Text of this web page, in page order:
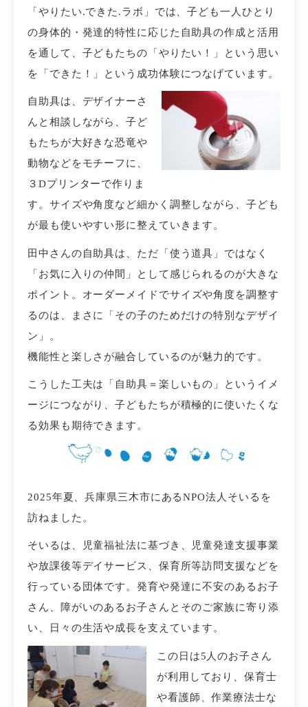
「やりたい.できた.ラボ」では、子ども一人ひとり
の身体的・発達的特性に応じた自助具の作成と活用
を通して、子どもたちの「やりたい！」という思い
を「できた！」という成功体験につなげています。
自助具は、デザイナーさ
んと相談しながら、子ど
もたちが大好きな恐竜や
動物などをモチーフに、
３Dプリンターで作りま
す。サイズや角度など細かく調整しながら、子ども
が最も使いやすい形に整えていきます。
田中さんの自助具は、ただ「使う道具」ではなく
「お気に入りの仲間」として感じられるのが大きな
ポイント。 オーダーメイドでサイズや角度を調整す
るのは、まさに「その子のためだけの特別なデザイ
ン」。
機能性と楽しさが融合しているのが魅力的です。
こうした工夫は「自助具＝楽しいもの」というイメ
ージにつながり、子どもたちが積極的に使いたくな
る効果も期待できます。
2025年夏、兵庫県三木市にあるNPO法人そいるを
訪ねました。
そいるは、児童福祉法に基づき、児童発達支援事業
や放課後等デイサービス、保育所等訪問支援などを
行っている団体です。発育や発達に不安のあるお子
さん、障がいのあるお子さんとそのご家族に寄り添
い、日々の生活や成長を支えています。
この日は5人のお子さん
が利用しており、保育士
や看護師、作業療法士な